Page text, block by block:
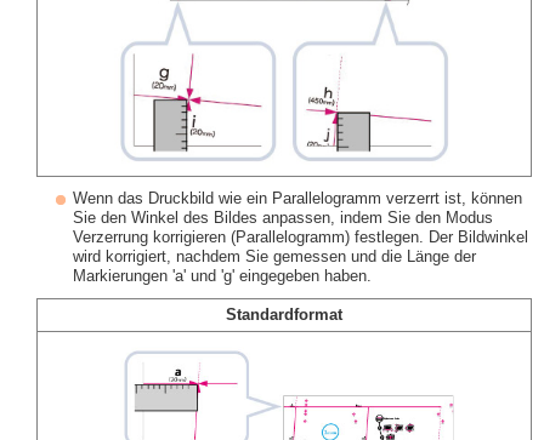
Wenn das Druckbild wie ein Parallelogramm verzerrt ist, können
Sie den Winkel des Bildes anpassen, indem Sie den Modus
Verzerrung korrigieren (Parallelogramm) festlegen. Der Bildwinkel
wird korrigiert, nachdem Sie gemessen und die Länge der
Markierungen 'a' und 'g' eingegeben haben.
Standardformat